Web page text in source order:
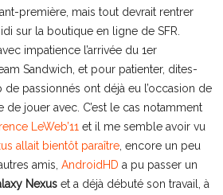
première, mais tout devrait rentrer
sur la boutique en ligne de SFR.
impatience l’arrivée du 1er
Sandwich, et pour patienter, dites-
passionnés ont déjà eu l’occasion de
de jouer avec. C’est le cas notamment
LeWeb’11 et il me semble avoir vu
allait bientôt paraître , encore un peu
amis, AndroidHD a pu passer un
Nexus et a déjà débuté son travail, à